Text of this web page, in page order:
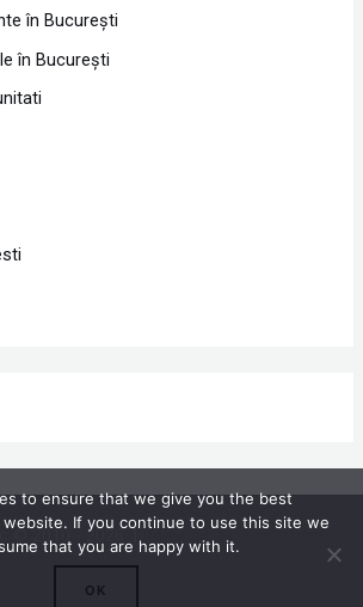
în Bucureşti
în Bucureşti
© 2010 - 2026 |Powered by Proclamedia.ro
to ensure that we give you the best
If you continue to use this site we
that you are happy with it.
OK